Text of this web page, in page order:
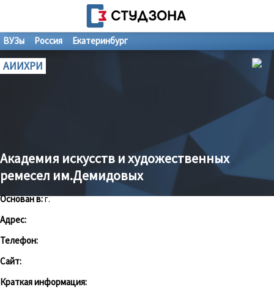
ВУЗы Россия Екатеринбург
АИИХРИ
Академия искусств и художественных
ремесел им.Демидовых
Основан в:г.
Адрес:
Телефон:
Сайт:
Краткая информация: